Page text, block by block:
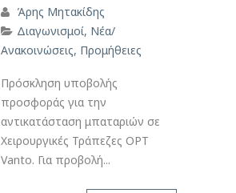
Άρης Μητακίδης
Διαγωνισμοί, Νέα/
Ανακοινώσεις, Προμήθειες
Πρόσκληση υποβολής
προσφοράς για την
αντικατάσταση μπαταριών σε
Χειρουργικές Τράπεζες OPT
Vanto. Για προβολή...